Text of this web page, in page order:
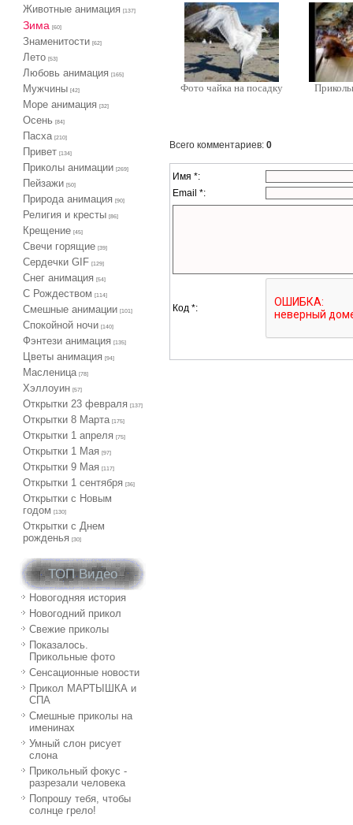
Животные анимация [137]
Зима [60]
Знаменитости [62]
Лето [53]
Любовь анимация [165]
Мужчины [42]
Море анимация [32]
Осень [84]
Пасха [210]
Привет [134]
Приколы анимации [269]
Пейзажи [50]
Природа анимация [90]
Религия и кресты [86]
Крещение [45]
Свечи горящие [39]
Сердечки GIF [129]
Снег анимация [54]
С Рождеством [114]
Смешные анимации [101]
Спокойной ночи [140]
Фэнтези анимация [135]
Цветы анимация [94]
Масленица [78]
Хэллоуин [57]
Открытки 23 февраля [137]
Открытки 8 Марта [175]
Открытки 1 апреля [75]
Открытки 1 Мая [97]
Открытки 9 Мая [117]
Открытки 1 сентября [36]
Открытки с Новым
годом
[130]
Открытки с Днем
рожденья
[30]
ТОП Видео
Новогодняя история
Новогодний прикол
Свежие приколы
Показалось.
Прикольные фото
Сенсационные новости
Прикол МАРТЫШКА и
СПА
Смешные приколы на
именинах
Умный слон рисует
слона
Прикольный фокус -
разрезали человека
Попрошу тебя, чтобы
солнце грело!
Фото чайка на посадку
Всего комментариев: 0
Имя *:
Email *:
Код *: